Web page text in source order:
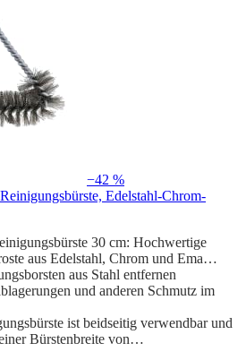
−42 %
Edelstahl-Chrom-
30 cm: Hochwertige
aus Edelstahl, Chrom und Ema…
aus Stahl entfernen
und anderen Schmutz im
ist beidseitig verwendbar und
Bürstenbreite von…